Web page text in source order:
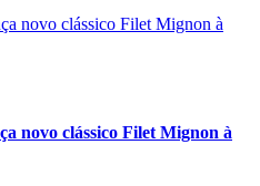
novo clássico Filet Mignon à